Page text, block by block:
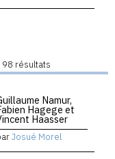
98 résultats
Namur,
Hagege et
Haasser
Josué Morel